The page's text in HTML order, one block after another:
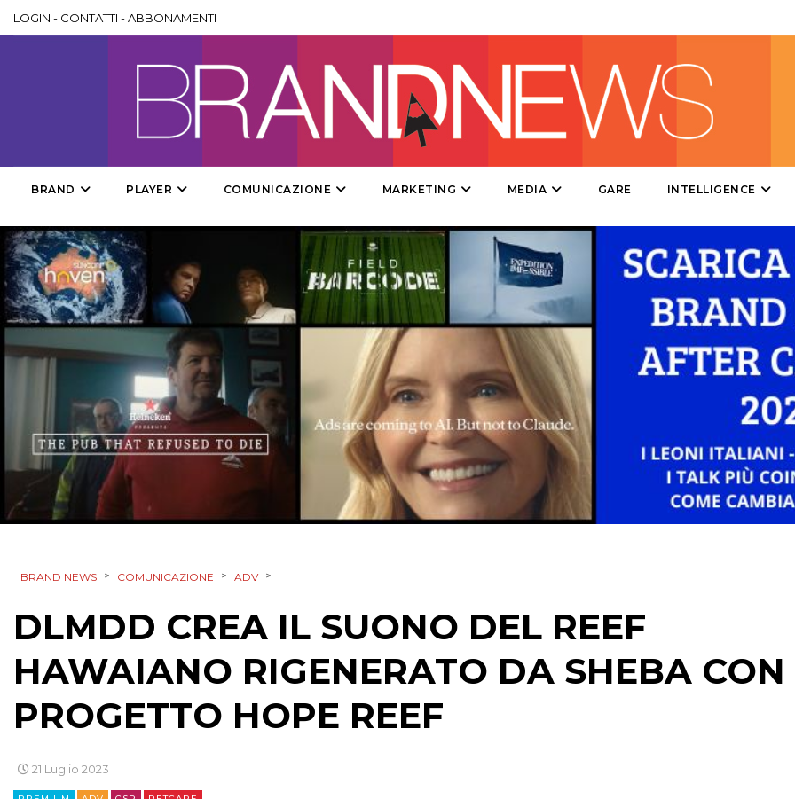
DESIGN
PUNTI VENDITA
CSR
STRATEGIE
CINEMA
LOGIN - CONTATTI -ABBONAMENTI
BRAND PLAYER COMUNICAZIONE MARKETING MEDIA GARE INTELLIGENCE
BRAND NEWS > COMUNICAZIONE > ADV >
DLMDD CREA IL SUONO DEL REEF
HAWAIANO RIGENERATO DA SHEBA CON
PROGETTO HOPE REEF
21 Luglio 2023